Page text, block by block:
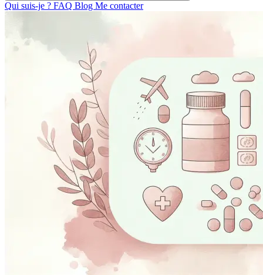
Qui suis-je ? FAQ Blog Me contacter